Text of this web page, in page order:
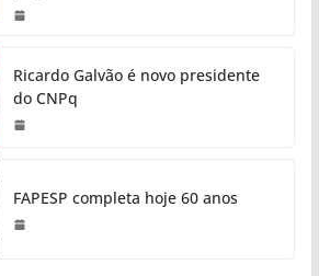
Ricardo Galvão é novo presidente
do CNPq
FAPESP completa hoje 60 anos